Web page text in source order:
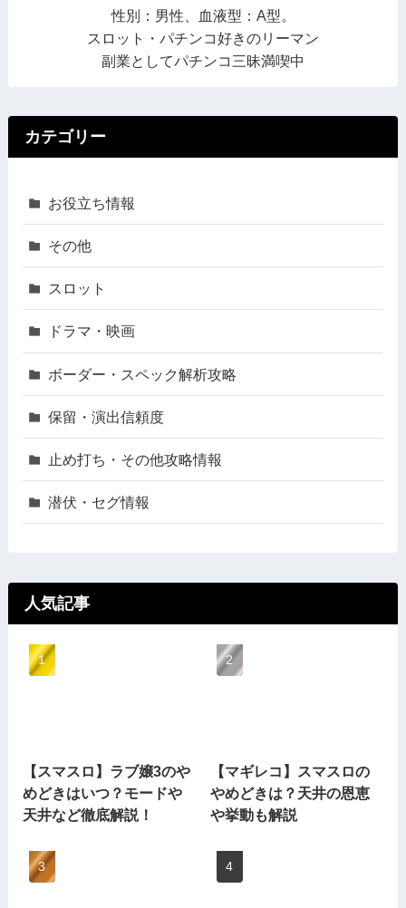
性別：男性、血液型：A型。
スロット・パチンコ好きのリーマン
副業としてパチンコ三昧満喫中
カテゴリー
お役立ち情報
その他
スロット
ドラマ・映画
ボーダー・スペック解析攻略
保留・演出信頼度
止め打ち・その他攻略情報
潜伏・セグ情報
人気記事
【スマスロ】ラブ嬢3のや
めどきはいつ？モードや
天井など徹底解説！
【マギレコ】スマスロの
やめどきは？天井の恩恵
や挙動も解説